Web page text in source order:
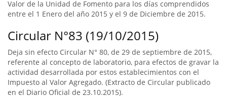
Valor de la Unidad de Fomento para los días comprendidos
entre el 1 Enero del año 2015 y el 9 de Diciembre de 2015.
Circular N°83 (19/10/2015)
Deja sin efecto Circular N° 80, de 29 de septiembre de 2015,
referente al concepto de laboratorio, para efectos de gravar la
actividad desarrollada por estos establecimientos con el
Impuesto al Valor Agregado. (Extracto de Circular publicado
en el Diario Oficial de 23.10.2015).